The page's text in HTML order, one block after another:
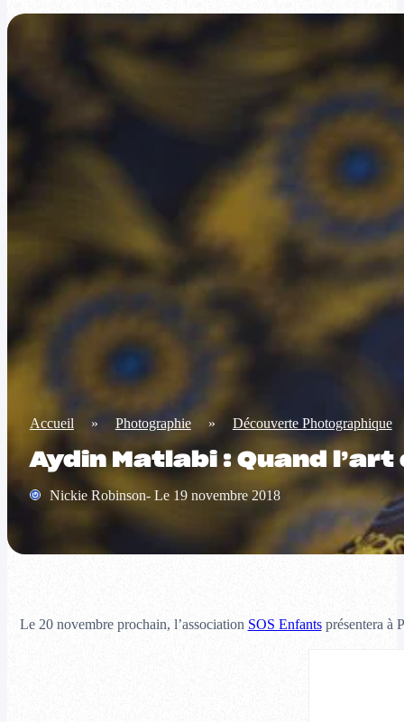
Accueil » Photographie » Découverte Photographique
Aydin Matlabi : Quand
Nickie Robinson- Le 19 novembre 2018
Le 20 novembre prochain, l’association SOS Enfantsprésentera à